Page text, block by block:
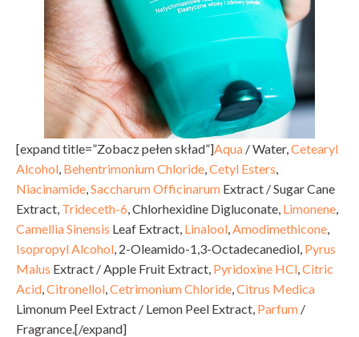
[expand title=”Zobacz pełen skład”]Aqua / Water, Cetearyl
Alcohol Behentrimonium Chloride Cetyl Esters
Niacinamide Saccharum Officinarum Extract / Sugar Cane
Extract, Trideceth-6 , Chlorhexidine Digluconate, Limonene
Camellia Sinensis Leaf Extract, Linalool Amodimethicone
Isopropyl Alcohol , 2-Oleamido-1,3-Octadecanediol, Pyrus
Malus Extract / Apple Fruit Extract, Pyridoxine HCl Citric
Acid Citronellol Cetrimonium Chloride Citrus Medica
Limonum Peel Extract / Lemon Peel Extract, Parfum /
Fragrance.[/expand]